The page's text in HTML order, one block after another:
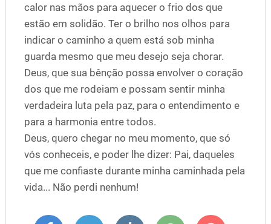
calor nas mãos para aquecer o frio dos que
estão em solidão. Ter o brilho nos olhos para
indicar o caminho a quem está sob minha
guarda mesmo que meu desejo seja chorar.
Deus, que sua bênção possa envolver o coração
dos que me rodeiam e possam sentir minha
verdadeira luta pela paz, para o entendimento e
para a harmonia entre todos.
Deus, quero chegar no meu momento, que só
vós conheceis, e poder lhe dizer: Pai, daqueles
que me confiaste durante minha caminhada pela
vida... Não perdi nenhum!